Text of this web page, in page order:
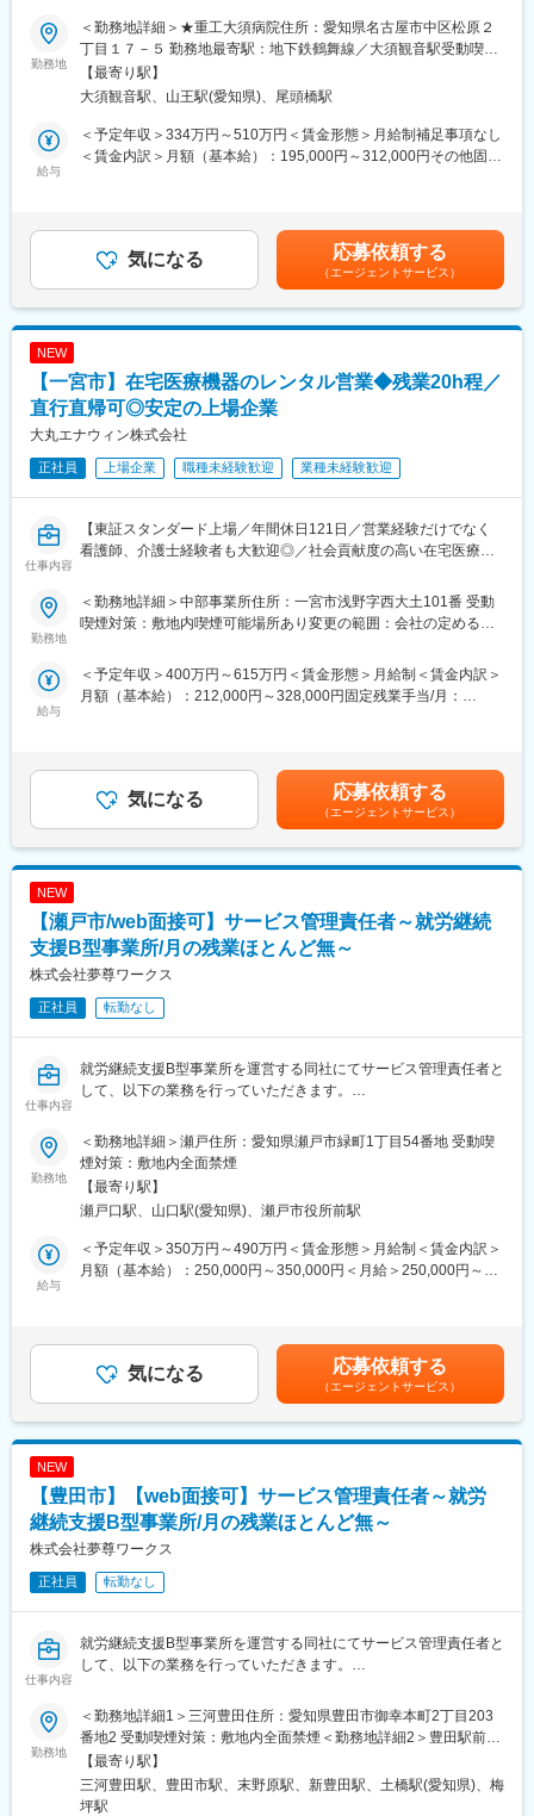
た、世界110の国と地域でのグローバル規模でのシェアも拡大し
続けています。
◇「他社には真似のできない素材一貫生産体制／現場主義／技術
優位性」
現場の医師の声に耳を傾け培ってきた4つのコアテクノロジー「ト
ルク技術」「樹脂コーティング技術」「伸線技術」「ワイヤーフ
変更の範囲：会社の定める業務
■職務内容：
病院の運営、老人保健施設、デイサービス事業などを展開する医
療法人桂名会の重工大須病院にて、医療事務として下記のような
医事業務管理及び病院管理業務をお任せします。
<お任せすること>
・診療報酬請求業務（外来・入院）、査定・返戻管理業務
・各種統計分析、資料作成
・業者対応
・クレーム対応 等
その後、医療法人桂名会は地域の多様なニーズ、高齢化社会に対
応する為、在宅介護支援センター、老人保健施設、デイサービス
等を開設してきました。
対応でき、この積み重ねが、患者様、利用者様との信頼関係を深
変更の範囲：会社の定める業務
勤務地
＜勤務地詳細＞★重工大須病院住所：愛知県名古屋市中区松原２
丁目１７－５ 勤務地最寄駅：地下鉄鶴舞線／大須観音駅受動喫煙
対策：敷地内全面禁煙変更の範囲：会社の定める事業所
【最寄り駅】
大須観音駅、山王駅(愛知県)、尾頭橋駅
給与
＜予定年収＞334万円～510万円＜賃金形態＞月給制補足事項なし
＜賃金内訳＞月額（基本給）：195,000円～312,000円その他固定
に経験年数と本人の能力等を総合的に考慮し決定いたします。■昇
給：年1回■賞与：年2回（昨年実績3ヶ月分）賃金はあくまでも目
安の金額であり、選考を通じて上下する可能性があります。月給
(月額)は固定手当を含めた表記です。
気になる 応募依頼する
（エージェントサービス）
NEW
【一宮市】在宅医療機器のレンタル営業◆残業20h程／
直行直帰可◎安定の上場企業
大丸エナウィン株式会社
正社員 上場企業 職種未経験歓迎 業種未経験歓迎
仕事内容
【東証スタンダード上場／年間休日121日／営業経験だけでなく
看護師、介護士経験者も大歓迎◎／社会貢献度の高い在宅医療機
■担当業務：
■仕事内容：
〇病院・クリニック等への営業
・HOT（在宅酸素療法機器）
・CPAP（睡眠時の無呼吸防止機器）
・HMV（人工呼吸器）
〇患者様へのフォロー活動
・使用方法の説明／アフターフォロー
・酸素ボンベの配達
営業活動は既存9割・新規1割となっており、患者様への訪問も担
当数により異なります。
〇担当エリア
※直行直帰OK 上長の承認があれば直行直帰も可能です。
・入社後は先輩スタッフによるOJTがあります。上司や先輩がし
っかりフォローします。
・座学や現場研修など必要に応じて対応可能です。おおよそ1年で
一通りの業務ができるようになります。
・GW／年末年始には長期休暇もあり、年間休日は121日
・有給休暇は試用期間2ヶ月後より付与
業スタッフで各日当番を決めて対応しています。
■組織構成：1３名（20代1名、30代3名、40代4名、50代3名、60
代2名）
ど、快適／安全／省エネを実現するエネルギーシステムなども提
案。
病院等で使用される医療ガス、産業分野を支える産業ガスの供給
と産業機材を提案。
ターの宅配サービス」を行っております。
社会のライフラインに関わる事業を展開し、次代の要求に先駆け
変更の範囲：会社の定める業務
勤務地
＜勤務地詳細＞中部事業所住所：一宮市浅野字西大土101番 受動
喫煙対策：敷地内喫煙可能場所あり変更の範囲：会社の定める事
給与
＜予定年収＞400万円～615万円＜賃金形態＞月給制＜賃金内訳＞
月額（基本給）：212,000円～328,000円固定残業手当/月：
幅はスキル・資格による■別途支給手当：■昇給あり（前年度実
績：１ヶ月あたり1％～2％）■賞与あり（前年度実績：年2回・計
3.95ヶ月分）賃金はあくまでも目安の金額であり、選考を通じて
上下する可能性があります。月給(月額)は固定手当を含めた表記で
す。
気になる 応募依頼する
（エージェントサービス）
NEW
【瀬戸市/web面接可】サービス管理責任者～就労継続
支援B型事業所/月の残業ほとんど無～
株式会社夢尊ワークス
正社員 転勤なし
仕事内容
就労継続支援B型事業所を運営する同社にてサービス管理責任者と
して、以下の業務を行っていただきます。
・アセスメント（初回商談）
・利用者の個別支援計画の策定、評価
・支援計画に対して進捗の確認、振り返り、分析
・日々の日報内容のチェック、納品対応
・職員の教育やマネジメント
・利用者とのコミュニケーションや作業(書類の折り込み作業や、
ケーキの箱作り、ピンセットによる綿詰めなど)のフォロー
社長を含めて3名の社員とパートの方が4名所属しております。今
後、さらに事業を拡大していくための採用となります。
■働き方について：
日曜日は固定で休みとなっている他、施設として運営時間がしっ
かりときまっているので残業はほとんど発生しない環境です。
勤務地
＜勤務地詳細＞瀬戸住所：愛知県瀬戸市緑町1丁目54番地 受動喫
煙対策：敷地内全面禁煙
【最寄り駅】
瀬戸口駅、山口駅(愛知県)、瀬戸市役所前駅
給与
＜予定年収＞350万円～490万円＜賃金形態＞月給制＜賃金内訳＞
月額（基本給）：250,000円～350,000円＜月給＞250,000円～
(月額)は固定手当を含めた表記です。
気になる 応募依頼する
（エージェントサービス）
NEW
【豊田市】【web面接可】サービス管理責任者～就労
継続支援B型事業所/月の残業ほとんど無～
株式会社夢尊ワークス
正社員 転勤なし
仕事内容
就労継続支援B型事業所を運営する同社にてサービス管理責任者と
して、以下の業務を行っていただきます。
・アセスメント（初回商談）
・利用者の個別支援計画の策定、評価
・支援計画に対して進捗の確認、振り返り、分析
・日々の日報内容のチェック、納品対応
・職員の教育やマネジメント
勤務地
＜勤務地詳細1＞三河豊田住所：愛知県豊田市御幸本町2丁目203
番地2 受動喫煙対策：敷地内全面禁煙＜勤務地詳細2＞豊田駅前住
所：愛知県豊田市日之出町2丁目3番地5 受動喫煙対策：敷地内全
面禁煙
【最寄り駅】
三河豊田駅、豊田市駅、末野原駅、新豊田駅、土橋駅(愛知県)、梅
坪駅